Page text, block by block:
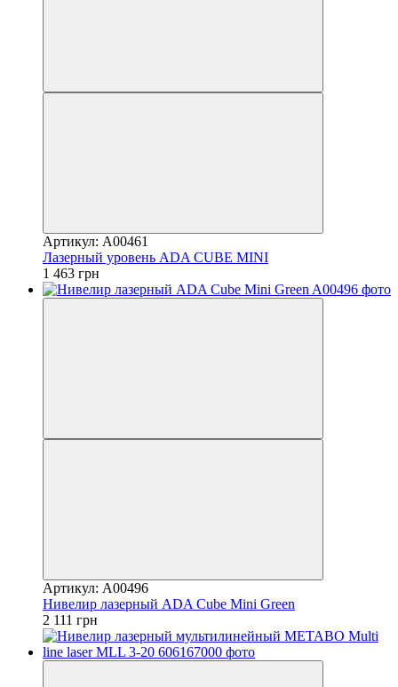
Артикул: A00461
Лазерный уровень ADA CUBE MINI
1 463 грн
Артикул: A00496
Нивелир лазерный ADA Cube Mini Green
2 111 грн